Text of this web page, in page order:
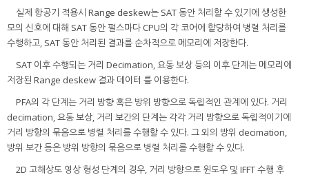
실제 항공기 적용시 Range deskew는 SAT 동안 처리할 수 있기에 생성한
모의 신호에 대해 SAT 동안 펄스마다 CPU의 각 코어에 할당하여 병렬 처리를
수행하고, SAT 동안 처리된 결과를 순차적으로 메모리에 저장한다.
SAT 이후 수행되는 거리 Decimation, 요동 보상 등의 이후 단계는 메모리에
저장된 Range deskew 결과 데이터 를 이용한다.
PFA의 각 단계는 거리 방향 혹은 방위 방향으로 독립적인 관계에 있다. 거리
decimation, 요동 보상, 거리 보간의 단계는 각각 거리 방향으로 독립적이기에
거리 방향의 묶음으로 병렬 처리를 수행할 수 있다. 그 외의 방위 decimation,
방위 보간 등은 방위 방향의 묶음으로 병렬 처리를 수행할 수 있다.
2D 고해상도 영상 형성 단계의 경우, 거리 방향으로 윈도우 및 IFFT 수행 후